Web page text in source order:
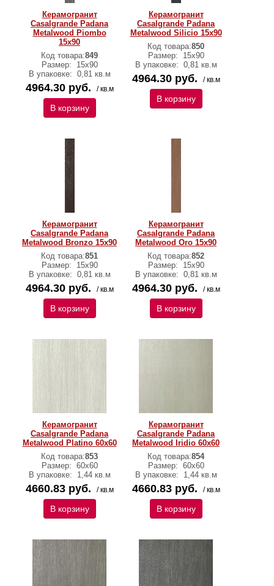
Керамогранит
Casalgrande Padana
Metalwood Piombo
15х90
Код товара:849
Размер:
15х90
В упаковке: 0,81 кв.м
4964.30 руб. / кв.м
В корзину
Керамогранит
Casalgrande Padana
Metalwood Silicio 15х90
Код товара:850
Размер:
15х90
В упаковке: 0,81 кв.м
4964.30 руб. / кв.м
В корзину
Керамогранит
Casalgrande Padana
Metalwood Bronzo 15х90
Код товара:851
Размер:
15х90
В упаковке: 0,81 кв.м
4964.30 руб. / кв.м
В корзину
Керамогранит
Casalgrande Padana
Metalwood Oro 15х90
Код товара:852
Размер:
15х90
В упаковке: 0,81 кв.м
4964.30 руб. / кв.м
В корзину
Керамогранит
Casalgrande Padana
Metalwood Platino 60х60
Код товара:853
Размер: 60х60
В упаковке:
1,44 кв.м
4660.83 руб. / кв.м
В корзину
Керамогранит
Casalgrande Padana
Metalwood Iridio 60х60
Код товара:854
Размер: 60х60
В упаковке:
1,44 кв.м
4660.83 руб. / кв.м
В корзину